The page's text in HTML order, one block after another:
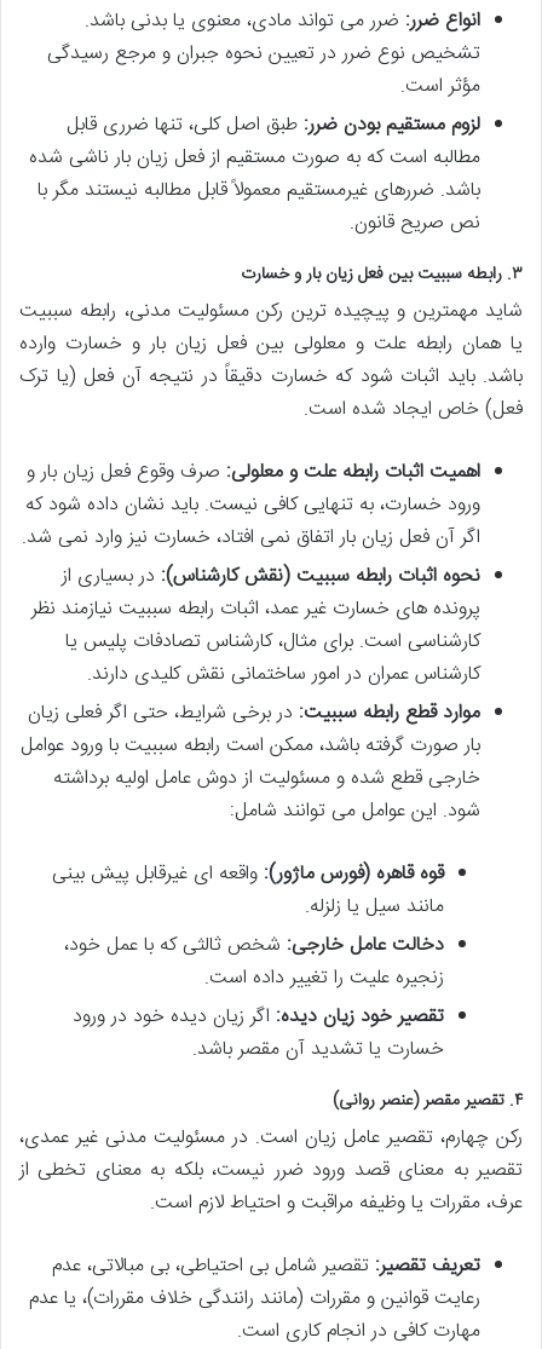
انواع ضرر: ضرر می تواند مادی، معنوی یا بدنی باشد.
تشخیص نوع ضرر در تعیین نحوه جبران و مرجع رسیدگی
مؤثر است.
لزوم مستقیم بودن ضرر: طبق اصل کلی، تنها ضرری قابل
مطالبه است که به صورت مستقیم از فعل زیان بار ناشی شده
باشد. ضررهای غیرمستقیم معمولاً قابل مطالبه نیستند مگر با
نص صریح قانون.
۳. رابطه سببیت بین فعل زیان بار و خسارت
شاید مهمترین و پیچیده ترین رکن مسئولیت مدنی، رابطه سببیت
یا همان رابطه علت و معلولی بین فعل زیان بار و خسارت وارده
باشد. باید اثبات شود که خسارت دقیقاً در نتیجه آن فعل (یا ترک
فعل) خاص ایجاد شده است.
اهمیت اثبات رابطه علت و معلولی: صرف وقوع فعل زیان بار و
ورود خسارت، به تنهایی کافی نیست. باید نشان داده شود که
اگر آن فعل زیان بار اتفاق نمی افتاد، خسارت نیز وارد نمی شد.
نحوه اثبات رابطه سببیت (نقش کارشناس): در بسیاری از
پرونده های خسارت غیر عمد، اثبات رابطه سببیت نیازمند نظر
کارشناسی است. برای مثال، کارشناس تصادفات پلیس یا
کارشناس عمران در امور ساختمانی نقش کلیدی دارند.
موارد قطع رابطه سببیت: در برخی شرایط، حتی اگر فعلی زیان
بار صورت گرفته باشد، ممکن است رابطه سببیت با ورود عوامل
خارجی قطع شده و مسئولیت از دوش عامل اولیه برداشته
شود. این عوامل می توانند شامل:
قوه قاهره (فورس ماژور): واقعه ای غیرقابل پیش بینی
مانند سیل یا زلزله.
دخالت عامل خارجی: شخص ثالثی که با عمل خود،
زنجیره علیت را تغییر داده است.
تقصیر خود زیان دیده: اگر زیان دیده خود در ورود
خسارت یا تشدید آن مقصر باشد.
۴. تقصیر مقصر (عنصر روانی)
رکن چهارم، تقصیر عامل زیان است. در مسئولیت مدنی غیر عمدی،
تقصیر به معنای قصد ورود ضرر نیست، بلکه به معنای تخطی از
عرف، مقررات یا وظیفه مراقبت و احتیاط لازم است.
تعریف تقصیر: تقصیر شامل بی احتیاطی، بی مبالاتی، عدم
رعایت قوانین و مقررات (مانند رانندگی خلاف مقررات)، یا عدم
مهارت کافی در انجام کاری است.